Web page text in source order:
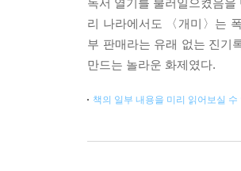
독서 열기를 불러일으켰음
리 나라에서도 〈개미〉는
부 판매라는 유래 없는 진기
만드는 놀라운 화제였다.
책의 일부 내용을 미리 읽어보실 수